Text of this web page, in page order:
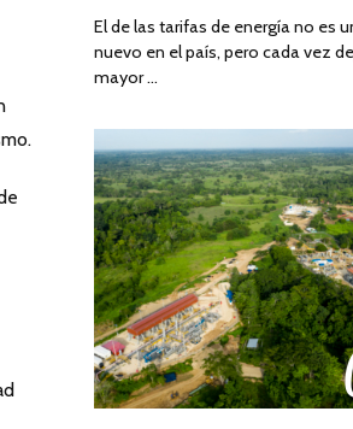
El de las tarifas de energía no es
nuevo en el país, pero cada vez
mayor …